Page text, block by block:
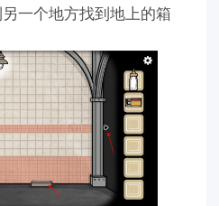
一个地方找到地上的箱